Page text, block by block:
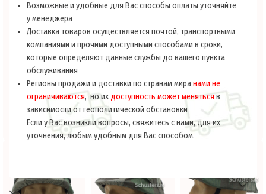
Возможные и удобные для Вас способы оплаты уточняйте
у менеджера
Доставка товаров осуществляется почтой, транспортными
компаниями и прочими доступными способами в сроки,
которые определяют данные службы до вашего пункта
обслуживания
Регионы продажи и доставки по странам миранами не
ограничиваются, но их доступность может меняться в
зависимости от геополитической обстановки
Если у Вас возникли вопросы, свяжитесь с нами, для их
уточнения, любым удобным для Вас способом.